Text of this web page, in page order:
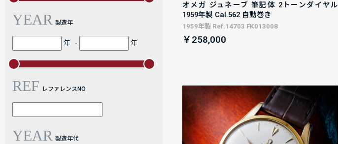
YEAR 製造年
年 - 年
REF レファレンスNO
YEAR 製造年代
オメガ ジュネーブ 筆記体 2トーンダイヤル
1959年製 Cal.562 自動巻き
1959年製 Ref.14703 FK013008
￥258,000